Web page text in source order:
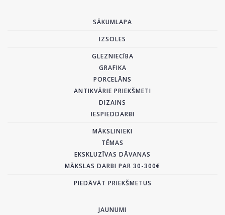
SĀKUMLAPA
IZSOLES
GLEZNIECĪBA
GRAFIKA
PORCELĀNS
ANTIKVĀRIE PRIEKŠMETI
DIZAINS
IESPIEDDARBI
MĀKSLINIEKI
TĒMAS
EKSKLUZĪVAS DĀVANAS
MĀKSLAS DARBI PAR 30-300€
PIEDĀVĀT PRIEKŠMETUS
JAUNUMI